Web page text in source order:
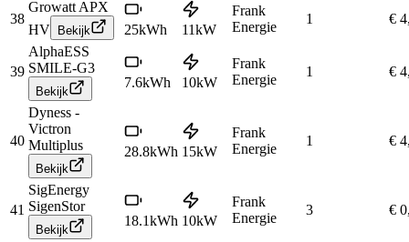
38
Growatt APX
HV
Bekijk 25kWh 11kW
Frank
Energie
1 €
39
AlphaESS
SMILE-G3
Bekijk
7.6kWh 10kW
Frank
Energie
1 €
40
Dyness -
Victron
Multiplus
Bekijk
28.8kWh 15kW
Frank
Energie
1 €
41
SigEnergy
SigenStor
Bekijk
18.1kWh 10kW
Frank
Energie
3 €